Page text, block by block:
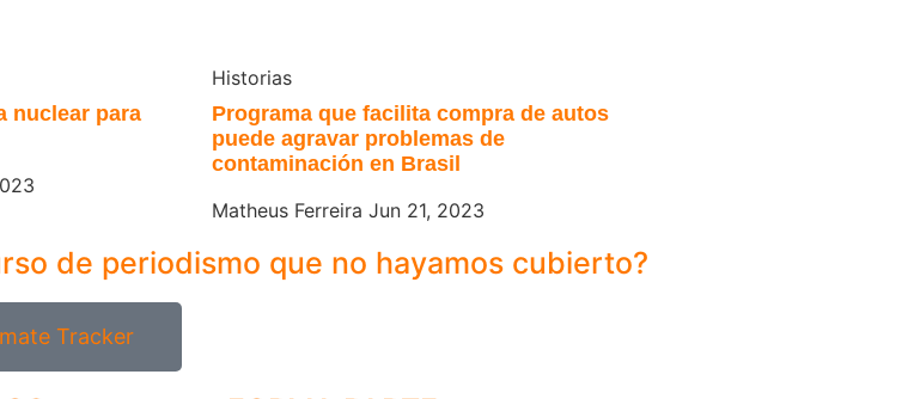
nuclear para
Historias
Programa que facilita compra de autos
puede agravar problemas de
contaminación en Brasil
Matheus Ferreira Jun 21, 2023
de periodismo que no hayamos cubierto?
Tracker